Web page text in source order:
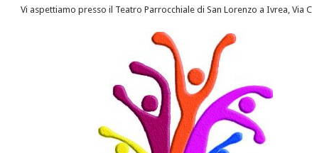
Vi aspettiamo presso il Teatro Parrocchiale di San Lorenzo a Ivrea, Via